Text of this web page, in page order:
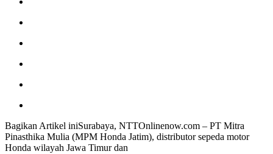
Bagikan Artikel iniSurabaya, NTTOnlinenow.com – PT Mitra
Pinasthika Mulia (MPM Honda Jatim), distributor sepeda motor
Honda wilayah Jawa Timur dan